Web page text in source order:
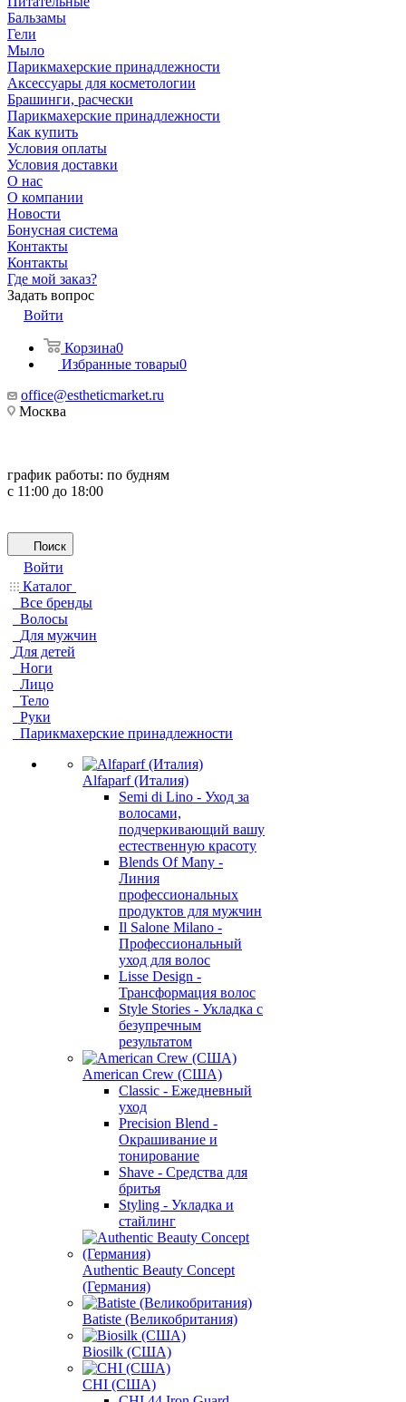
Бальзамы
Гели
Мыло
Парикмахерские принадлежности
Аксессуары для косметологии
Брашинги, расчески
Парикмахерские принадлежности
Как купить
Условия оплаты
Условия доставки
О нас
О компании
Новости
Бонусная система
Контакты
Контакты
Где мой заказ?
Задать вопрос
Войти
Корзина0
Избранные товары0
office@estheticmarket.ru
Москва
график работы: по будням
с 11:00 до 18:00
Поиск
Войти
Каталог
Все бренды
Волосы
Для мужчин
Для детей
Ноги
Лицо
Тело
Руки
Парикмахерские принадлежности
Alfaparf (Италия)
Semi di Lino - Уход за
волосами,
подчеркивающий вашу
естественную красоту
Blends Of Many -
Линия
профессиональных
продуктов для мужчин
Il Salone Milano -
Профессиональный
уход для волос
Lisse Design -
Трансформация волос
Style Stories - Укладка с
безупречным
результатом
American Crew (США)
Classic - Ежедневный
уход
Precision Blend -
Окрашивание и
тонирование
Shave - Средства для
бритья
Styling - Укладка и
стайлинг
Authentic Beauty Concept
(Германия)
Batiste (Великобритания)
Biosilk (США)
CHI (США)